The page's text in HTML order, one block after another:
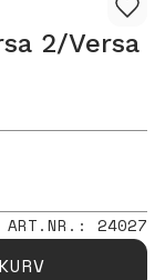
2/Versa
ART.NR. : 24027